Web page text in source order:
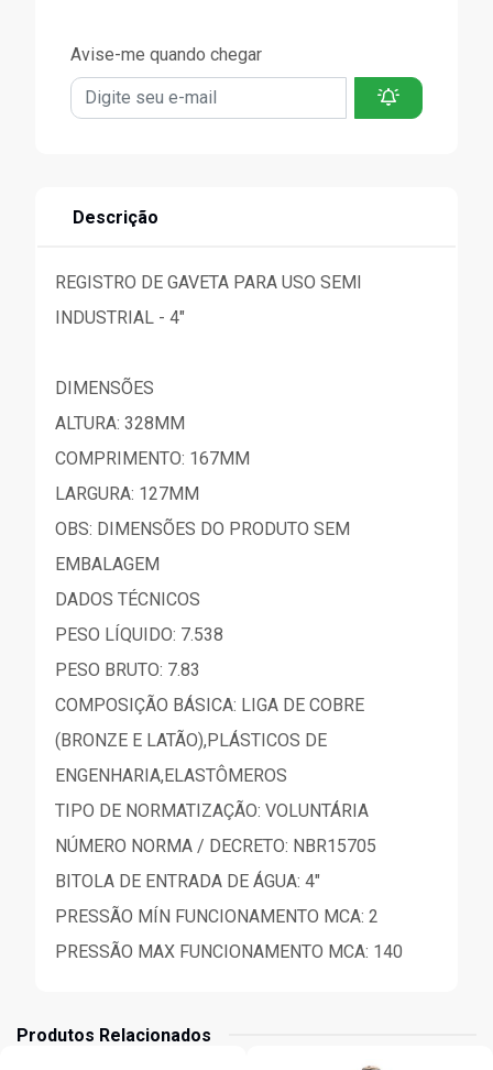
Avise-me quando chegar
Descrição
REGISTRO DE GAVETA PARA USO SEMI
INDUSTRIAL - 4"
DIMENSÕES
ALTURA: 328MM
COMPRIMENTO: 167MM
LARGURA: 127MM
OBS: DIMENSÕES DO PRODUTO SEM
EMBALAGEM
DADOS TÉCNICOS
PESO LÍQUIDO: 7.538
PESO BRUTO: 7.83
COMPOSIÇÃO BÁSICA: LIGA DE COBRE
(BRONZE E LATÃO),PLÁSTICOS DE
ENGENHARIA,ELASTÔMEROS
TIPO DE NORMATIZAÇÃO: VOLUNTÁRIA
NÚMERO NORMA / DECRETO: NBR15705
BITOLA DE ENTRADA DE ÁGUA: 4"
PRESSÃO MÍN FUNCIONAMENTO MCA: 2
PRESSÃO MAX FUNCIONAMENTO MCA: 140
Produtos Relacionados